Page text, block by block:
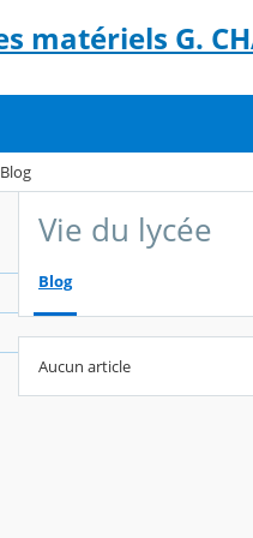
matériels G.
Blog
Vie du lycée
Blog
Aucun article